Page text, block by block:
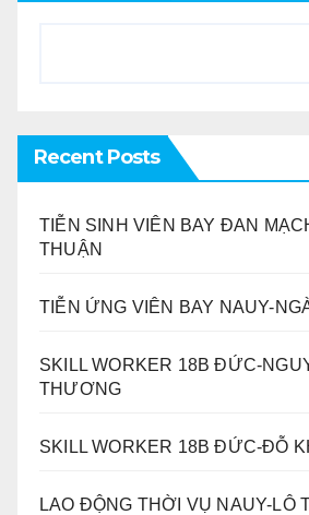
Recent Posts
TIỄN SINH VIÊN BAY ĐAN
THUẬN
TIỄN ỨNG VIÊN BAY NAUY-
SKILL WORKER 18B ĐỨC-
THƯƠNG
SKILL WORKER 18B ĐỨC-ĐỖ
LAO ĐỘNG THỜI VỤ NAUY-LÔ